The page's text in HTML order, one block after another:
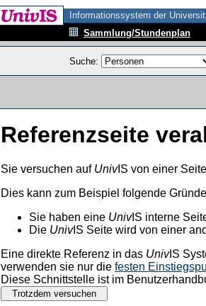
Informationssystem der
Sammlung/Stundenplan
Suche:
Referenzseite
Sie versuchen auf UnivIS von einer
Dies kann zum Beispiel folgende
Sie haben eine UnivIS interne
Die UnivIS Seite wird von einer
Eine direkte Referenz in das UnivIS
verwenden sie nur die festen
Diese Schnittstelle ist im